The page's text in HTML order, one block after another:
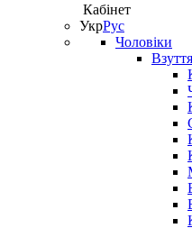
Кабінет
УкрРус
Чоловіки
Взуття